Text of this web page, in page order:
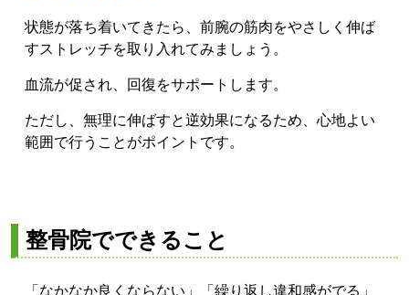
状態が落ち着いてきたら、前腕の筋肉をやさしく伸ば
すストレッチを取り入れてみましょう。
血流が促され、回復をサポートします。
ただし、無理に伸ばすと逆効果になるため、心地よい
範囲で行うことがポイントです。
整骨院でできること
「なかなか良くならない」「繰り返し違和感がでる」